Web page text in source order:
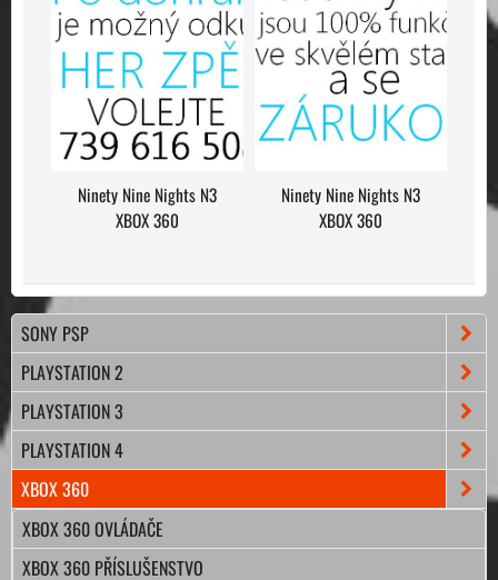
Ninety Nine Nights N3
XBOX 360
Ninety Nine Nights N3
XBOX 360
SONY PSP
PLAYSTATION 2
PLAYSTATION 3
PLAYSTATION 4
XBOX 360
XBOX 360 OVLÁDAČE
XBOX 360 PŘÍSLUŠENSTVO